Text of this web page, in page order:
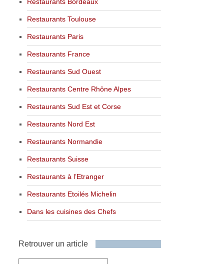
Restaurants Toulouse
Restaurants Paris
Restaurants France
Restaurants Sud Ouest
Restaurants Centre Rhône Alpes
Restaurants Sud Est et Corse
Restaurants Nord Est
Restaurants Normandie
Restaurants Suisse
Restaurants à l’Etranger
Restaurants Etoilés Michelin
Dans les cuisines des Chefs
Retrouver un article